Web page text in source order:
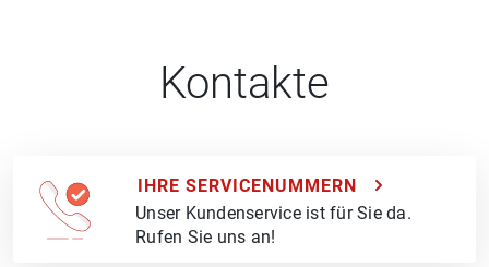
Kontakte
IHRE SERVICENUMMERN
Unser Kundenservice ist für Sie da.
Rufen Sie uns an!